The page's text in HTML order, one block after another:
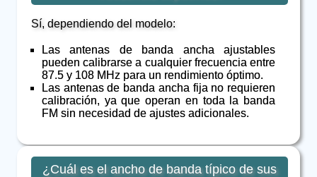
Sí, dependiendo del modelo:
Las antenas de banda ancha ajustables
pueden calibrarse a cualquier frecuencia entre
87.5 y 108 MHz para un rendimiento óptimo.
Las antenas de banda ancha fija no requieren
calibración, ya que operan en toda la banda
FM sin necesidad de ajustes adicionales.
¿Cuál es el ancho de banda típico de sus